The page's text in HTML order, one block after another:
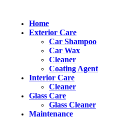
Home
Exterior Care
Car Shampoo
Car Wax
Cleaner
Coating Agent
Interior Care
Cleaner
Glass Care
Glass Cleaner
Maintenance